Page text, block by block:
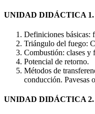
UNIDAD DIDÁCTICA
Definiciones básicas:
Triángulo del fuego:
Combustión: clases y
Potencial de retorno.
Métodos de
conducción. Pavesas
UNIDAD DIDÁCTICA